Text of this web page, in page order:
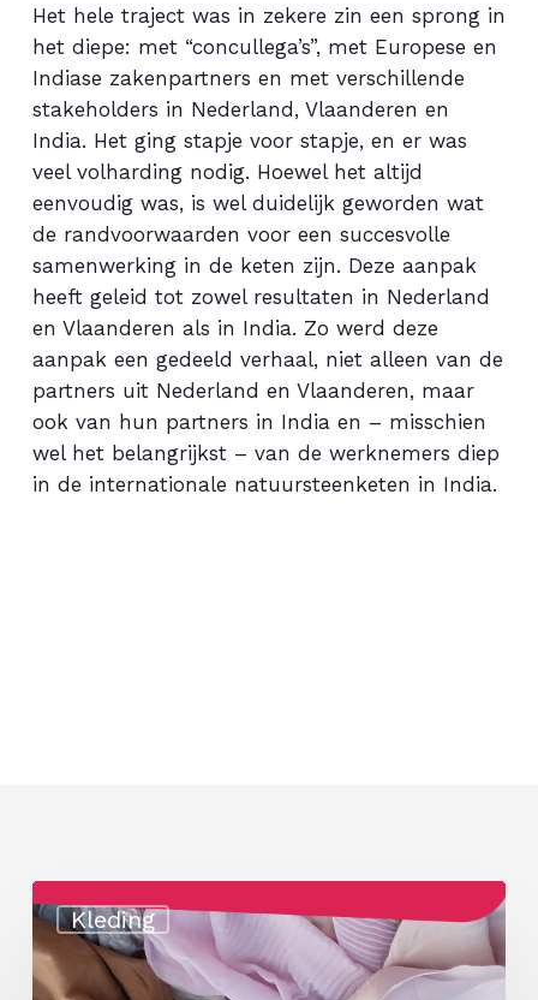
Het hele traject was in zekere zin een sprong in
het diepe: met “concullega’s”, met Europese en
Indiase zakenpartners en met verschillende
stakeholders in Nederland, Vlaanderen en
India. Het ging stapje voor stapje, en er was
veel volharding nodig. Hoewel het altijd
eenvoudig was, is wel duidelijk geworden wat
de randvoorwaarden voor een succesvolle
samenwerking in de keten zijn. Deze aanpak
heeft geleid tot zowel resultaten in Nederland
en Vlaanderen als in India. Zo werd deze
aanpak een gedeeld verhaal, niet alleen van de
partners uit Nederland en Vlaanderen, maar
ook van hun partners in India en – misschien
wel het belangrijkst – van de werknemers diep
in de internationale natuursteenketen in India.
Kleding
hoeverre
zijn
arbeidsrechten